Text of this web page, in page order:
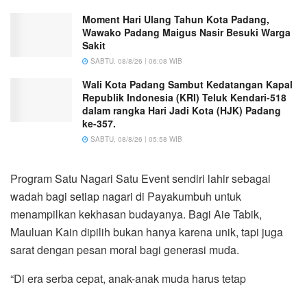
Moment Hari Ulang Tahun Kota Padang,
Wawako Padang Maigus Nasir Besuki Warga
Sakit
SABTU, 08/8/26 | 06:08 WIB
Wali Kota Padang Sambut Kedatangan Kapal
Republik Indonesia (KRI) Teluk Kendari-518
dalam rangka Hari Jadi Kota (HJK) Padang
ke-357.
SABTU, 08/8/26 | 05:58 WIB
Program Satu Nagari Satu Event sendiri lahir sebagai
wadah bagi setiap nagari di Payakumbuh untuk
menampilkan kekhasan budayanya. Bagi Aie Tabik,
Mauluan Kain dipilih bukan hanya karena unik, tapi juga
sarat dengan pesan moral bagi generasi muda.
“Di era serba cepat, anak-anak muda harus tetap